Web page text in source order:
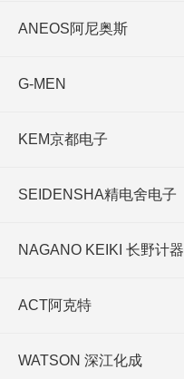
ANEOS阿尼奥斯
G-MEN
KEM京都电子
SEIDENSHA精电舍电子
NAGANO KEIKI 长野计器
ACT阿克特
WATSON 深江化成